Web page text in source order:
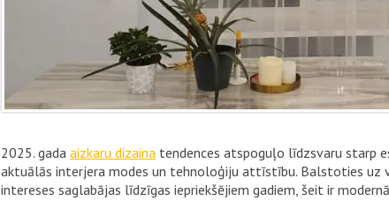
2025. gadaaizkaru dizaina tendences atspoguļo līdzsvaru starp
aktuālās interjera modes un tehnoloģiju attīstību. Balstoties uz
intereses saglabājas līdzīgas iepriekšējiem gadiem, šeit ir